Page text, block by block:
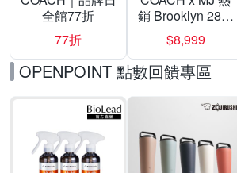
全館77折
77折
銷 Brooklyn 28／
兩用／斜背包均
一價-多款可選
$8,999
OPENPOINT 點數回饋專區